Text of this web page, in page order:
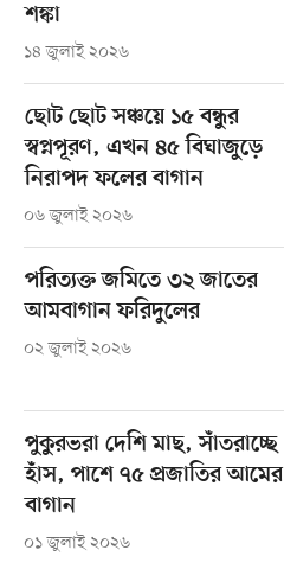
শঙ্কা
১৪ জুলাই ২০২৬
ছোট ছোট সঞ্চয়ে ১৫ বন্ধুর
স্বপ্নপূরণ, এখন ৪৫ বিঘাজুড়ে
নিরাপদ ফলের বাগান
০৬ জুলাই ২০২৬
পরিত্যক্ত জমিতে ৩২ জাতের
আমবাগান ফরিদুলের
০২ জুলাই ২০২৬
পুকুরভরা দেশি মাছ, সাঁতরাচ্ছে
হাঁস, পাশে ৭৫ প্রজাতির আমের
বাগান
০১ জুলাই ২০২৬